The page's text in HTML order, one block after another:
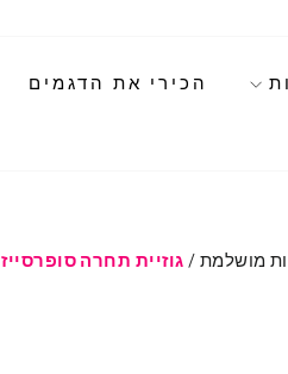
הכירי את הדגמים
מושלמת / גוזיית תחרה סופרסייז